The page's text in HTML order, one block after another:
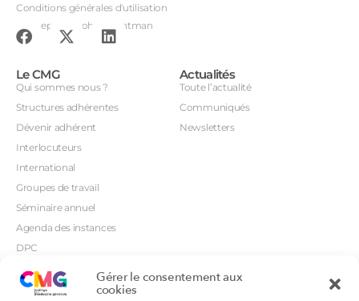
Gérer le consentement aux
cookies
Conditions générales d'utilisation
Conception : John Brightman
Le CMG
Qui sommes nous ?
Structures adhérentes
Dévenir adhérent
Interlocuteurs
International
Groupes de travail
Séminaire annuel
Agenda des instances
DPC
Orientations prioritaires
Actualités
Toute l’actualité
Communiqués
Newsletters